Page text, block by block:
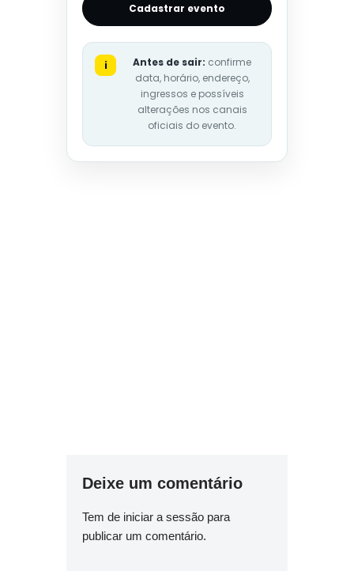
Cadastrar evento
i Antes de sair: confirme
data, horário, endereço,
ingressos e possíveis
alterações nos canais
oficiais do evento.
Deixe um comentário
Tem de iniciar a sessão para
publicar um comentário.